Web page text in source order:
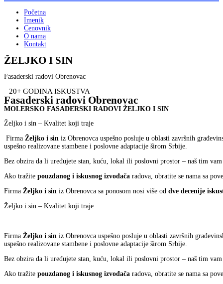
Početna
Imenik
Cenovnik
O nama
Kontakt
ŽELJKO I SIN
Fasaderski radovi Obrenovac
20+ GODINA ISKUSTVA
Fasaderski radovi Obrenovac
MOLERSKO FASADERSKI RADOVI ŽELJKO I SIN
Željko i sin – Kvalitet koji traje
Firma Željko i sin iz Obrenovca uspešno posluje u oblasti završnih
uspešno realizovane stambene i poslovne adaptacije širom Srbije.
Bez obzira da li uređujete stan, kuću, lokal ili poslovni prostor – naš tim
Ako tražite pouzdanog i iskusnog izvođača radova, obratite se nama sa
Firma Željko i sin iz Obrenovca sa ponosom nosi više od dve decenije
Željko i sin – Kvalitet koji traje
Firma Željko i sin iz Obrenovca uspešno posluje u oblasti završnih
uspešno realizovane stambene i poslovne adaptacije širom Srbije.
Bez obzira da li uređujete stan, kuću, lokal ili poslovni prostor – naš tim
Ako tražite pouzdanog i iskusnog izvođača radova, obratite se nama sa